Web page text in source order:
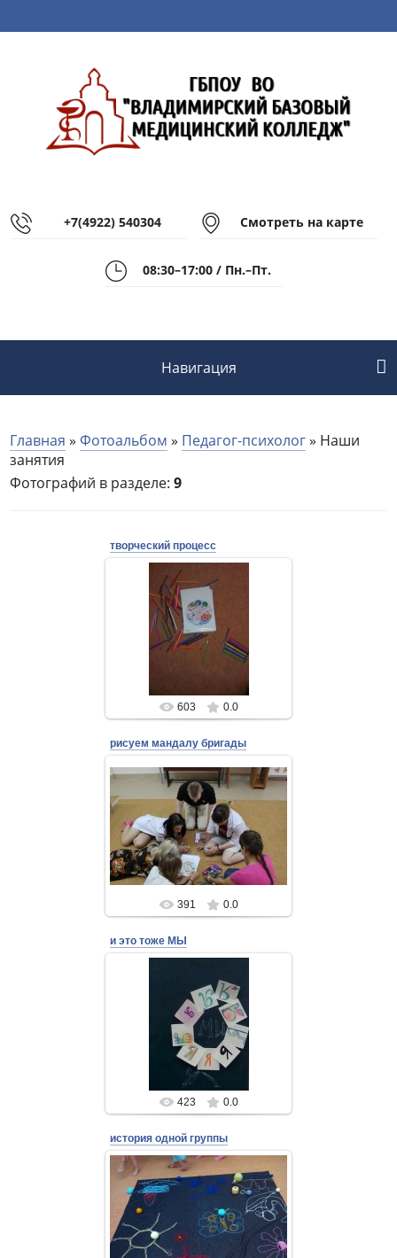
+7(4922) 540304 Смотреть на карте
08:30–17:00 / Пн.–Пт.
Навигация
Главная » Фотоальбом » Педагог-психолог» Наши
занятия
Фотографий в разделе: 9
творческий процесс
24 Августа 2018
Admin
603 0.0
рисуем мандалу бригады
24 Августа 2018
Admin
391 0.0
и это тоже МЫ
24 Августа 2018
Admin
423 0.0
история одной группы
24 Августа 2018
Admin